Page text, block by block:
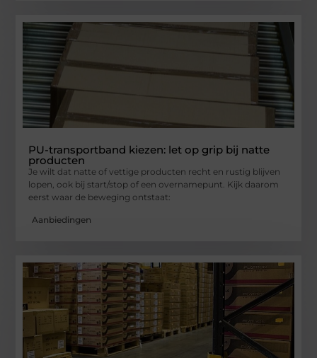
PU-transportband kiezen: let op grip bij natte
producten
Je wilt dat natte of vettige producten recht en rustig blijven
lopen, ook bij start/stop of een overnamepunt. Kijk daarom
eerst waar de beweging ontstaat:
Aanbiedingen